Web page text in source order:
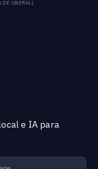
DE UBERALL
e IA para